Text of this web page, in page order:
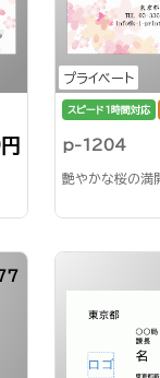
プライベート
スピード1時間対応
p-1204
艶やかな桜の満